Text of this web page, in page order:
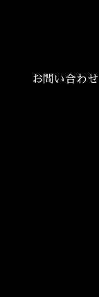
お問い合わせ